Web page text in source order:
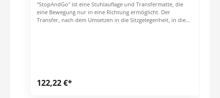
"StopAndGo" ist eine Stuhlauflage und Transfermatte, die
eine Bewegung nur in eine Richtung ermöglicht. Der
Transfer, nach dem Umsetzen in die Sitzgelegenheit, in die
Rollstuhl gelegt. Die StopAndGo Matte legen Sie so in den
122,22 €*